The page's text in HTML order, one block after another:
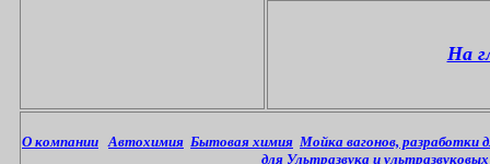
На
О компании Автохимия Бытовая химия Мойка вагонов,
для Ультразвука и